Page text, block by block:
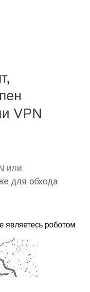
VPN
или
для обхода
являетесь роботом